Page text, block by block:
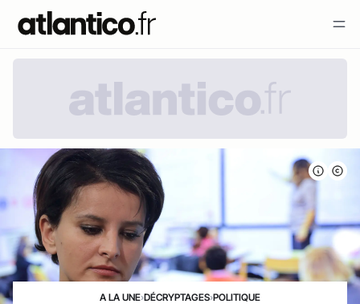
A LA UNE›DÉCRYPTAGES›POLITIQUE